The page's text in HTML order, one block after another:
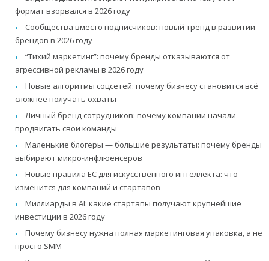
формат взорвался в 2026 году
Сообщества вместо подписчиков: новый тренд в развитии
брендов в 2026 году
“Тихий маркетинг”: почему бренды отказываются от
агрессивной рекламы в 2026 году
Новые алгоритмы соцсетей: почему бизнесу становится всё
сложнее получать охваты
Личный бренд сотрудников: почему компании начали
продвигать свои команды
Маленькие блогеры — большие результаты: почему бренды
выбирают микро-инфлюенсеров
Новые правила ЕС для искусственного интеллекта: что
изменится для компаний и стартапов
Миллиарды в AI: какие стартапы получают крупнейшие
инвестиции в 2026 году
Почему бизнесу нужна полная маркетинговая упаковка, а не
просто SMM